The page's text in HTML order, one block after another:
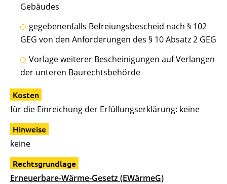
Gebäudes
gegebenenfalls Befreiungsbescheid nach § 102
GEG von den Anforderungen des § 10 Absatz 2 GEG
Vorlage weiterer Bescheinigungen auf Verlangen
der unteren Baurechtsbehörde
Kosten
für die Einreichung der Erfüllungserklärung: keine
Hinweise
keine
Rechtsgrundlage
Erneuerbare-Wärme-Gesetz (EWärmeG)